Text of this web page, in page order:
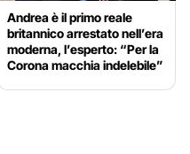
Andrea è il primo reale
britannico arrestato nell’era
moderna, l’esperto: “Per la
Corona macchia indelebile”